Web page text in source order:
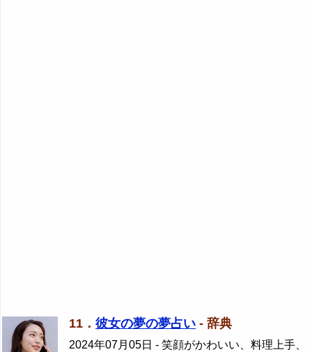
11． 彼女の夢の夢占い - 辞典
2024年07月05日 - 笑顔がかわいい、料理上手、